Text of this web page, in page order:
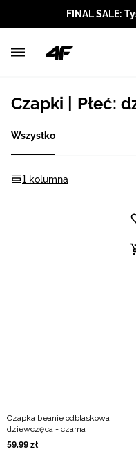
FINAL SALE:
Czapki | Płeć:
Wszystko
1 kolumna
Czapka beanie odblaskowa
dziewczęca - czarna
59,99 zł